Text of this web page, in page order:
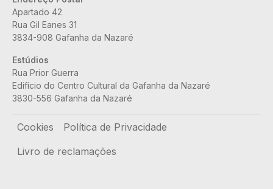
Apartado 42
Rua Gil Eanes 31
3834-908 Gafanha da Nazaré
Estúdios
Rua Prior Guerra
Edifício do Centro Cultural da Gafanha da Nazaré
3830-556 Gafanha da Nazaré
Rodapé
Cookies
Política de Privacidade
Livro de reclamações